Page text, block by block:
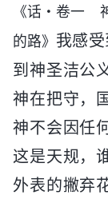
《话・卷一
的路》 我感
到神圣洁公
神在把守，
神不会因任
这是天规，
外表的撇弃